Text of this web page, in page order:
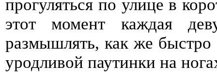
прогуляться по улице в
этот момент каждая
размышлять, как же быстро
уродливой паутинки на